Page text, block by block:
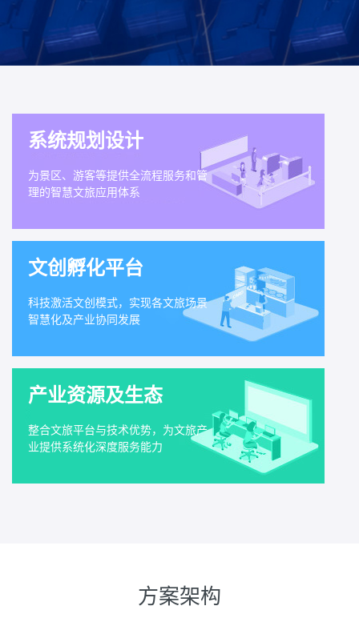
系统规划设计
为景区、游客等提供全流程服务和管
理的智慧文旅应用体系
文创孵化平台
科技激活文创模式，实现各文旅场景
智慧化及产业协同发展
产业资源及生态
整合文旅平台与技术优势，为文旅产
业提供系统化深度服务能力
方案架构